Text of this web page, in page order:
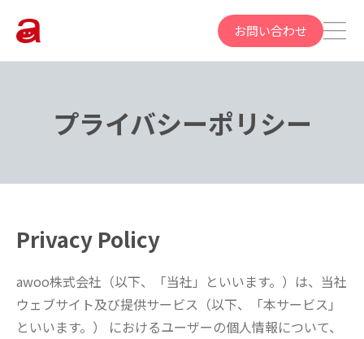
お問い合わせ
プライバシーポリシー
Privacy Policy
awoo株式会社（以下、「当社」といいます。）は、当社
ウェブサイト及び提供サービス（以下、「本サービス」
といいます。） におけるユーザーの個人情報について、